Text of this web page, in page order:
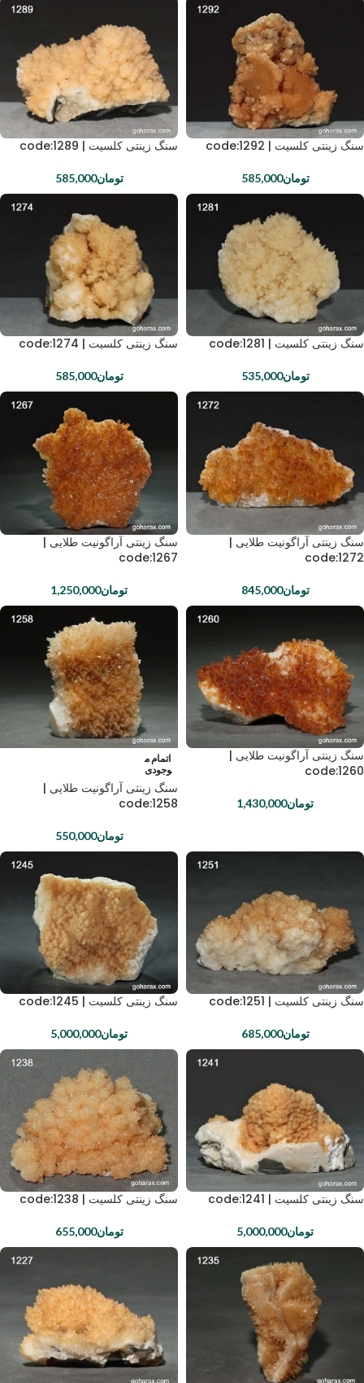
سنگ زینتی کلسیت | code:1292
تومان585,000
سنگ زینتی کلسیت | code:1289
تومان585,000
سنگ زینتی کلسیت | code:1281
تومان535,000
سنگ زینتی کلسیت | code:1274
تومان585,000
سنگ زینتی آراگونیت طلایی |
code:1272
تومان845,000
سنگ زینتی آراگونیت طلایی |
code:1267
تومان1,250,000
سنگ زینتی آراگونیت طلایی |
code:1260
تومان1,430,000
اتمام م
وجودی
سنگ زینتی آراگونیت طلایی |
code:1258
تومان550,000
سنگ زینتی کلسیت | code:1251
تومان685,000
سنگ زینتی کلسیت | code:1245
تومان5,000,000
سنگ زینتی کلسیت | code:1241
تومان5,000,000
سنگ زینتی کلسیت | code:1238
تومان655,000